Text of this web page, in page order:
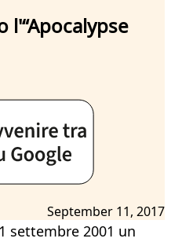
l'“Apocalypse
September 11, 2017
settembre 2001 un